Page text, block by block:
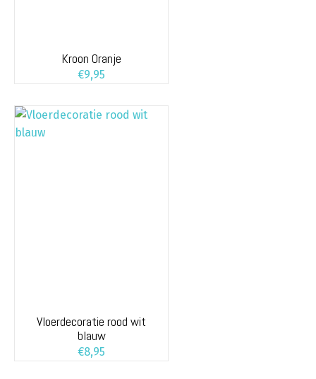
Kroon Oranje
€9,95
Vloerdecoratie rood wit
blauw
€8,95